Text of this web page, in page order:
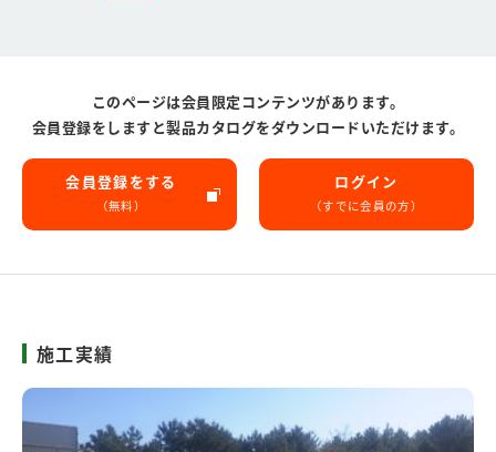
このページは会員限定コンテンツがあります。
会員登録をしますと製品カタログをダウンロードいただけます。
会員登録をする
（無料）
ログイン
（すでに会員の方）
施工実績